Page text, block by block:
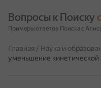
Вопросы к Поиску
Примеры ответов Поиска с
Главная / Наука и
уменьшение кинетической